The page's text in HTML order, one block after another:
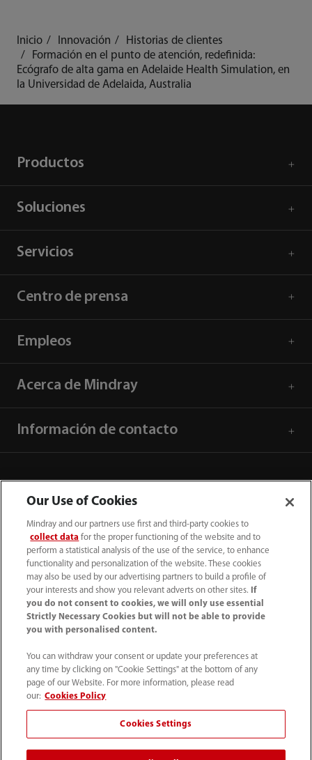
Inicio Innovación
Historias de clientes
Formación en el punto de atención, redefinida:
Ecógrafo de alta gama en Adelaide Health Simulation, en
la Universidad de Adelaida, Australia
Productos
Soluciones
Servicios
Centro de prensa
Empleos
Acerca de Mindray
Información de contacto
52 55 5661 9450
Condiciones de uso｜ Mapa del sitio ｜ Aviso cookies
Aviso de privacidad
Contáctenos
Mindray Headquarters, Mindray Building, Keji 12th Road
Our Use of Cookies
Mindray and our partners use first and third-party cookies to
collect data for the proper functioning of the website and to
perform a statistical analysis of the use of the service, to enhance
functionality and personalization of the website. These cookies
may also be used by our advertising partners to build a profile of
your interests and show you relevant adverts on other sites.
If
you do not consent to cookies, we will only use essential
Strictly Necessary Cookies but will not be able to provide
you with personalised content.
You can withdraw your consent or update your preferences at
any time by clicking on "Cookie Settings" at the bottom of any
page of our Website. For more information, please read
our: Cookies Policy
Cookies Settings